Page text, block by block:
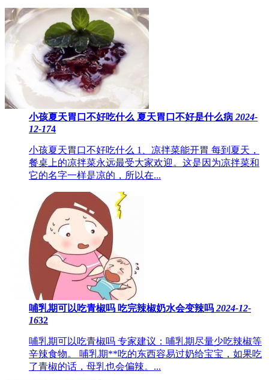
小孩夏天胃口不好吃什么 ​夏天胃口不好是什么病 2024-
12-174
小孩夏天胃口不好吃什么 1、凉拌菜能开胃 每到夏天，
餐桌上的凉拌菜永远最受大家欢迎。这是因为凉拌菜和
它的名字一样是凉的，所以在...
哺乳期可以吃青椒吗 ​吃完辣椒奶水会变辣吗 2024-12-
1632
哺乳期可以吃青椒吗 专家建议：哺乳期尽量少吃辣椒等
辛辣食物。 哺乳期**吃的东西容易过奶给宝宝，如果吃
了青椒的话，母乳也会偏辣。...